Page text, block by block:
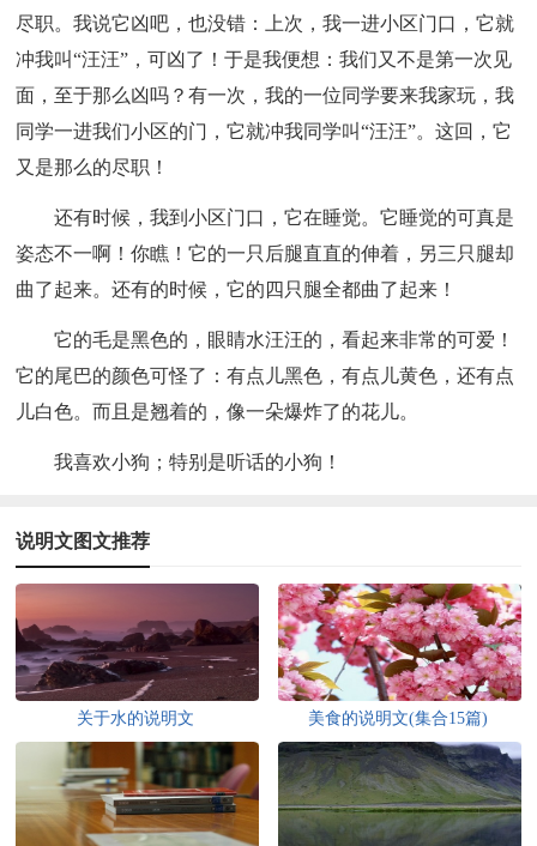
尽职。我说它凶吧，也没错：上次，我一进小区门口，它就
冲我叫“汪汪”，可凶了！于是我便想：我们又不是第一次见
面，至于那么凶吗？有一次，我的一位同学要来我家玩，我
同学一进我们小区的门，它就冲我同学叫“汪汪”。这回，它
又是那么的尽职！
还有时候，我到小区门口，它在睡觉。它睡觉的可真是
姿态不一啊！你瞧！它的一只后腿直直的伸着，另三只腿却
曲了起来。还有的时候，它的四只腿全都曲了起来！
它的毛是黑色的，眼睛水汪汪的，看起来非常的可爱！
它的尾巴的颜色可怪了：有点儿黑色，有点儿黄色，还有点
儿白色。而且是翘着的，像一朵爆炸了的花儿。
我喜欢小狗；特别是听话的小狗！
说明文图文推荐
关于水的说明文 美食的说明文(集合15篇)